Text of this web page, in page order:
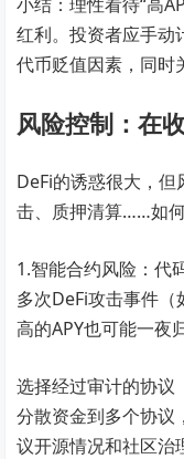
红利。投资者应手动
代币贬值因素，同时
风险控制：在
DeFi的诱惑很大，
击、质押清算……如
1.智能合约风险：代
多次DeFi攻击事件
高的APY也可能一夜
选择经过审计的协议
分散资金到多个协议
议开源情况和社区治